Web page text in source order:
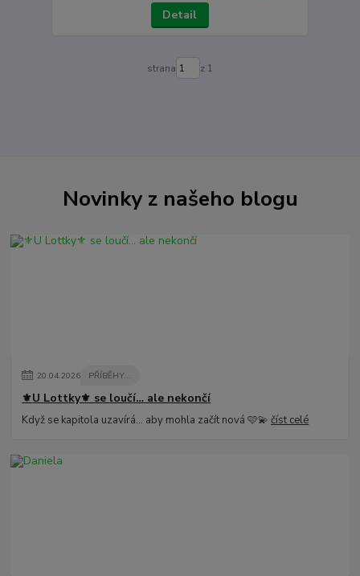
Detail
strana z 1
Novinky z našeho blogu
20.04.2026 PŘÍBĚHY...
⚜️U Lottky⚜️ se loučí… ale nekončí
Když se kapitola uzavírá… aby mohla začít nová 🩷💫číst celé